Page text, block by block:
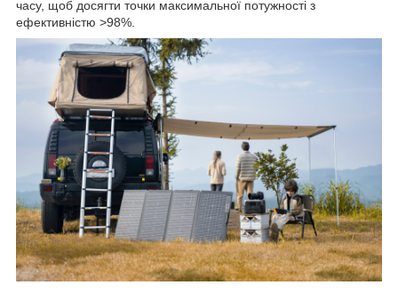
часу, щоб досягти точки максимальної потужності з
ефективністю >98%.